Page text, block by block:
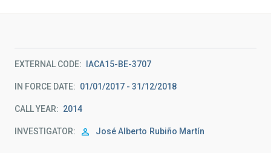
EXTERNAL CODE IACA15-BE-3707
IN FORCE DATE 01/01/2017 - 31/12/2018
CALL YEAR 2014
INVESTIGATOR José Alberto Rubiño Martín